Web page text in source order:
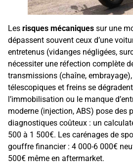
Les risques mécaniques sur une
dépassent souvent ceux d’une
entretenus (vidanges négligées,
nécessiter une réfection complète
transmissions (chaîne,
télescopiques et freins se
l’immobilisation ou le manque
moderne (injection, ABS) pose des
diagnostiques coûteux : un
500 à 1 500€. Les carénages de
gouffre financier : 4 000-6 000€
500€ même en aftermarket.